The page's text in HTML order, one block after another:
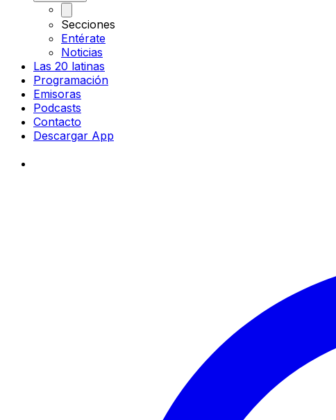
Secciones
Entérate
Noticias
Las 20 latinas
Programación
Emisoras
Podcasts
Contacto
Descargar App